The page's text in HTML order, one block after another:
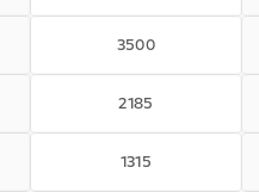
3500
2185
1315